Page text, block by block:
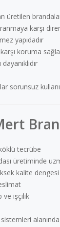
üretilen
karşı
yapıdadır
karşı koruma
sorunsuz
tecrübe
üretiminde
kalite dengesi
ve işçilik
sistemleri